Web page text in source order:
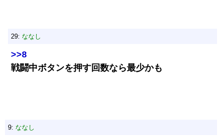
29: ななし
>>8
戦闘中ボタンを押す回数なら最少かも
9: ななし